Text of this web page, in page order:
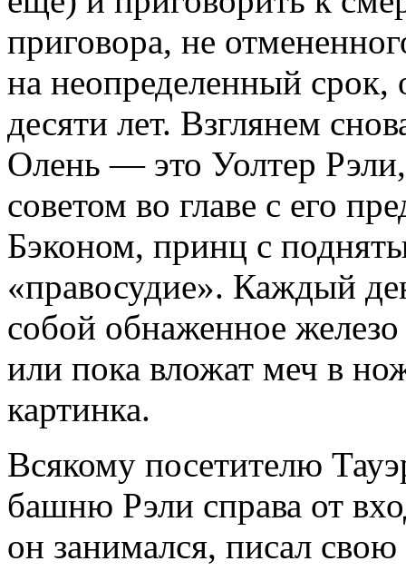
приговора, не
на неопределенный срок,
десяти лет. Взглянем
Олень — это Уолтер
советом во главе с его
Бэконом, принц с
«правосудие». Каждый
собой обнаженное железо
или пока вложат меч в
картинка.
Всякому посетителю
башню Рэли справа от
он занимался, писал